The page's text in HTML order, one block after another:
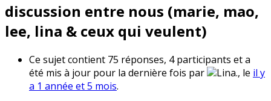
discussion entre nous (marie, mao,
lee, lina & ceux qui veulent)
Ce sujet contient 75 réponses, 4 participants et a
été mis à jour pour la dernière fois par
Lina., le il y
a 1 année et 5 mois.